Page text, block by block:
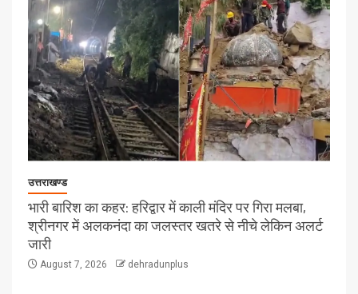
उत्तराखण्ड
भारी बारिश का कहर: हरिद्वार में काली मंदिर पर गिरा मलबा,
श्रीनगर में अलकनंदा का जलस्तर खतरे से नीचे लेकिन अलर्ट
जारी
August 7, 2026 dehradunplus